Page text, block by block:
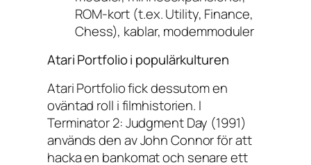
ROM-kort (t.ex. Utility, Finance,
Chess), kablar, modemmoduler
Atari Portfolio i populärkulturen
Atari Portfolio fick dessutom en
oväntad roll i filmhistorien. I
Terminator 2: Judgment Day (1991)
används den av John Connor för att
hacka en bankomat och senare ett